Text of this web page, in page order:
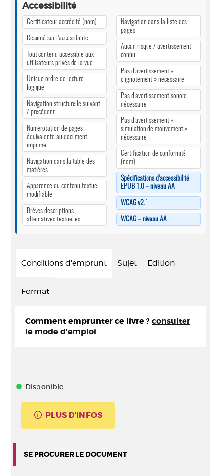
Accessibilité
Certificateur accrédité (nom)
Résumé sur l’accessibilité
Tout contenu accessible aux
utilisateurs privés de la vue
Unique ordre de lecture
logique
Navigation structurelle suivant
/ précédent
Numérotation de pages
équivalente au document
imprimé
Navigation dans la table des
matières
Apparence du contenu textuel
modifiable
Brèves descriptions
alternatives textuelles
Navigation dans la liste des
pages
Aucun risque / avertissement
connu
Pas d’avertissement «
clignotement » nécessaire
Pas d’avertissement sonore
nécessaire
Pas d’avertissement «
simulation de mouvement »
nécessaire
Certification de conformité
(nom)
Spécifications d’accessibilité
EPUB 1.0 – niveau AA
WCAG v2.1
WCAG – niveau AA
Conditions d'emprunt Sujet Edition
Format
Comment emprunter ce livre ? consulter
le mode d'emploi
Disponible
PLUS D'INFOS
SE PROCURER LE DOCUMENT